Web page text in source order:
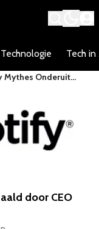
Technologie Tech in
Mythes Onderuit
door CEO